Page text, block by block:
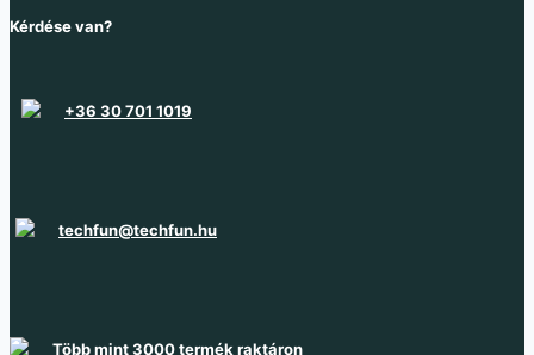
Kérdése van?
+36 30 701 1019
techfun@techfun.hu
Több mint 3000 termék raktáron